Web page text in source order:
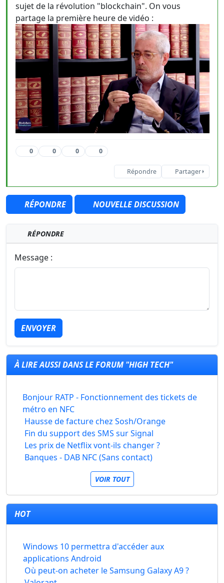
sujet de la révolution "blockchain". On vous
partage la première heure de vidéo :
0 0 0 0
Répondre Partager
RÉPONDRE NOUVELLE DISCUSSION
RÉPONDRE
Message :
ENVOYER
À LIRE AUSSI DANS LE FORUM "HIGH TECH"
Bonjour RATP - Fonctionnement des tickets de
métro en NFC
Hausse de facture chez Sosh/Orange
Fin du support des SMS sur Signal
Les prix de Netflix vont-ils changer ?
Banques - DAB NFC (Sans contact)
VOIR TOUT
HOT
Windows 10 permettra d'accéder aux
applications Android
Où peut-on acheter le Samsung Galaxy A9 ?